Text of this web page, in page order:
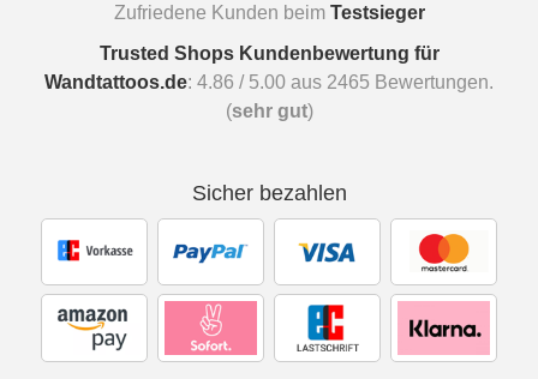
Zufriedene Kunden beim Testsieger
Trusted Shops Kundenbewertung für
Wandtattoos.de: 4.86 / 5.00 aus 2465 Bewertungen.
(sehr gut)
Sicher bezahlen